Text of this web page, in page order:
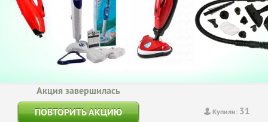
Купили: 31
Акция завершилась
ПОВТОРИТЬ АКЦИЮ